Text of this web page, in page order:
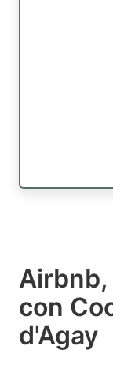
Airbnb,
con
d'Agay